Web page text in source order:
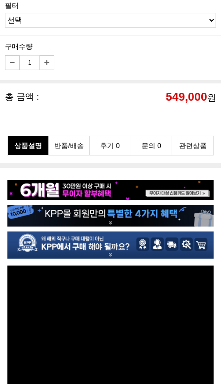
필터
구매수량
총 금액 : 549,000원
상품설명 반품/배송 후기 0 문의 0 관련상품